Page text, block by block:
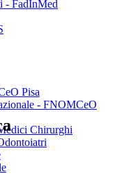
- FadInMed
Pisa
- FNOMCeO
Chirurghi